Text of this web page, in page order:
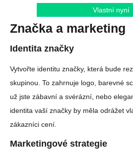
Vlastní nyní
Značka a marketing
Identita značky
Vytvořte identitu značky, která bude
skupinou. To zahrnuje logo, barevné
už jste zábavní a svérázní, nebo
identita vaší značky by měla odrážet
zákazníci cení.
Marketingové strategie